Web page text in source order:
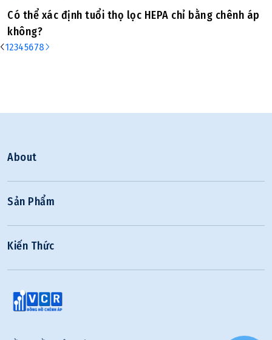
Có thể xác định tuổi thọ lọc HEPA chỉ bằng chênh áp
không?
12345678
About
Sản Phẩm
Kiến Thức